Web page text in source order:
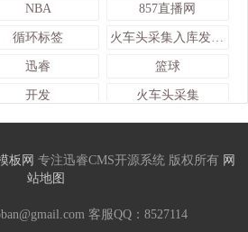
NBA 857直播网
循环标签
迅睿 篮球
开发 火车头采集
足球直播 足球资讯
龙珠直播 新闻博客
乐球直播网
后台 Sitemap
板网 专注迅睿CMS开源系统 版权所有 网
站地图
客服QQ： 8527114